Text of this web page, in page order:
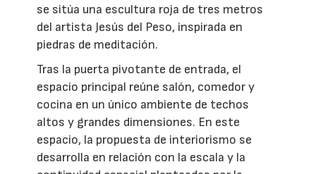
se sitúa una escultura roja de tres metros
del artista Jesús del Peso, inspirada en
piedras de meditación.
Tras la puerta pivotante de entrada, el
espacio principal reúne salón, comedor y
cocina en un único ambiente de techos
altos y grandes dimensiones. En este
espacio, la propuesta de interiorismo se
desarrolla en relación con la escala y la